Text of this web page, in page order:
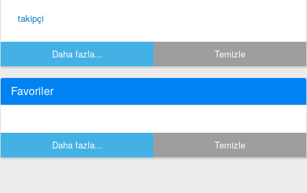
takipçi
Daha fazla... Temizle
Favoriler
Daha fazla... Temizle